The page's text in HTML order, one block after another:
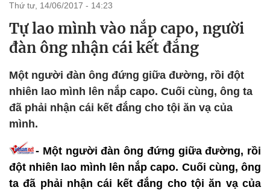
thứ tư, 14/06/2017 - 14:23
Tự lao mình vào nắp capo, người
đàn ông nhận cái kết đắng
Một người đàn ông đứng giữa đường, rồi đột
nhiên lao mình lên nắp capo. Cuối cùng, ông ta
đã phải nhận cái kết đắng cho tội ăn vạ của
mình.
- Một người đàn ông đứng giữa đường, rồi
đột nhiên lao mình lên nắp capo. Cuối cùng, ông
ta đã phải nhận cái kết đắng cho tội ăn vạ của